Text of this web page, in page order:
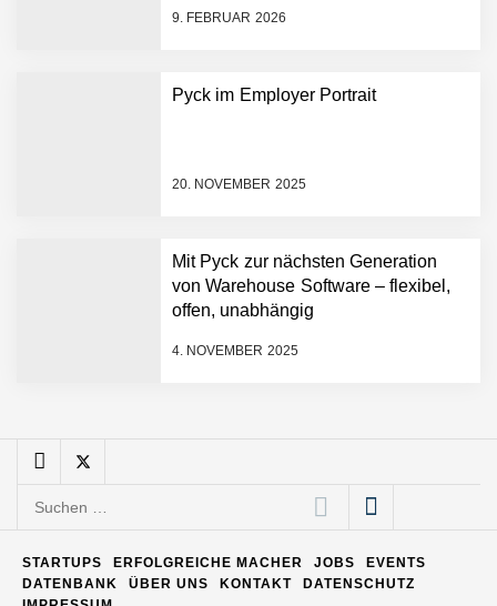
9. FEBRUAR 2026
Pyck im Employer Portrait
20. NOVEMBER 2025
Mit Pyck zur nächsten Generation
von Warehouse Software – flexibel,
offen, unabhängig
4. NOVEMBER 2025
FiniteNow ermöglicht
Entwicklungsprozesse
Maximilian Mack von Pyck
Software – flexibel, offen,
ELOPRINT im Employer
Portrait
Suchen
STARTUPS ERFOLGREICHE MACHER JOBS
EVENTS
DATENBANK
ÜBER UNS KONTAKT
DATENSCHUTZ